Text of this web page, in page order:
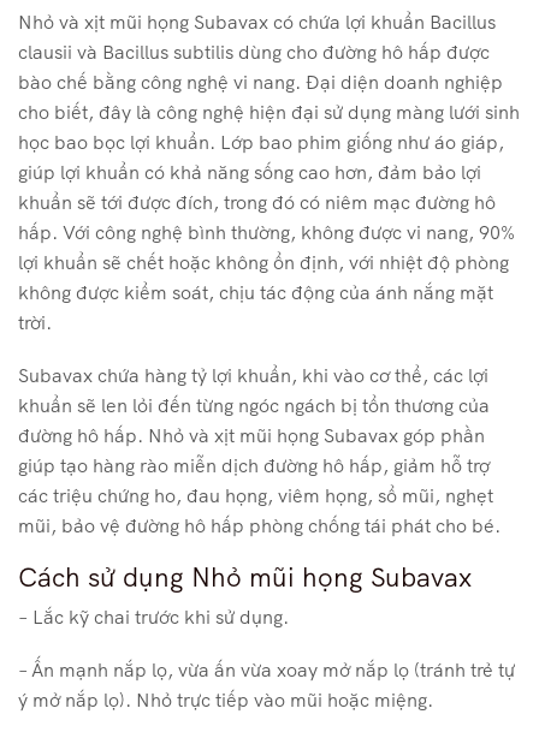
Nhỏ và xịt mũi họng Subavax có chứa lợi khuẩn Bacillus
clausii và Bacillus subtilis dùng cho đường hô hấp được
bào chế bằng công nghệ vi nang. Đại diện doanh nghiệp
cho biết, đây là công nghệ hiện đại sử dụng màng lưới sinh
học bao bọc lợi khuẩn. Lớp bao phim giống như áo giáp,
giúp lợi khuẩn có khả năng sống cao hơn, đảm bảo lợi
khuẩn sẽ tới được đích, trong đó có niêm mạc đường hô
hấp. Với công nghệ bình thường, không được vi nang, 90%
lợi khuẩn sẽ chết hoặc không ổn định, với nhiệt độ phòng
không được kiểm soát, chịu tác động của ánh nắng mặt
trời.
Subavax chứa hàng tỷ lợi khuẩn, khi vào cơ thể, các lợi
khuẩn sẽ len lỏi đến từng ngóc ngách bị tổn thương của
đường hô hấp. Nhỏ và xịt mũi họng Subavax góp phần
giúp tạo hàng rào miễn dịch đường hô hấp, giảm hỗ trợ
các triệu chứng ho, đau họng, viêm họng, sổ mũi, nghẹt
mũi, bảo vệ đường hô hấp phòng chống tái phát cho bé.
Cách sử dụng Nhỏ mũi họng Subavax
– Lắc kỹ chai trước khi sử dụng.
– Ấn mạnh nắp lọ, vừa ấn vừa xoay mở nắp lọ (tránh trẻ tự
ý mở nắp lọ). Nhỏ trực tiếp vào mũi hoặc miệng.